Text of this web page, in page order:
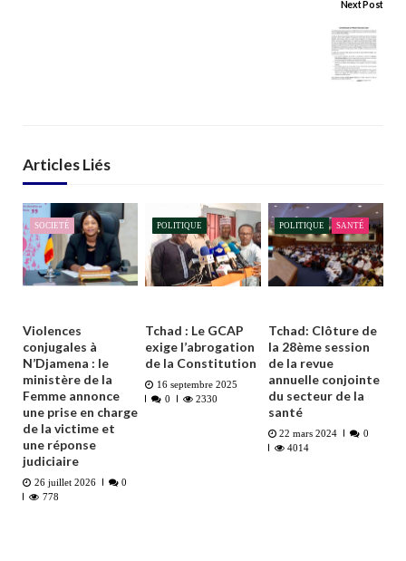
Next Post
Articles Liés
SOCIETÉ
Violences
conjugales à
N’Djamena : le
ministère de la
Femme annonce
une prise en charge
de la victime et
une réponse
judiciaire
26 juillet 2026
0
778
POLITIQUE
Tchad : Le GCAP
exige l’abrogation
de la Constitution
16 septembre 2025
0
2330
POLITIQUE SANTÉ
Tchad: Clôture de
la 28ème session
de la revue
annuelle conjointe
du secteur de la
santé
22 mars 2024
0
4014